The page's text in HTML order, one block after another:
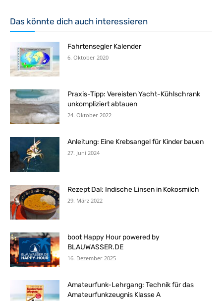
Das könnte dich auch interessieren
Fahrtensegler Kalender
6. Oktober 2020
Praxis-Tipp: Vereisten Yacht-Kühlschrank
unkompliziert abtauen
24. Oktober 2022
Anleitung: Eine Krebsangel für Kinder bauen
27. Juni 2024
Rezept Dal: Indische Linsen in Kokosmilch
29. März 2022
boot Happy Hour powered by
BLAUWASSER.DE
16. Dezember 2025
Amateurfunk-Lehrgang: Technik für das
Amateurfunkzeugnis Klasse A